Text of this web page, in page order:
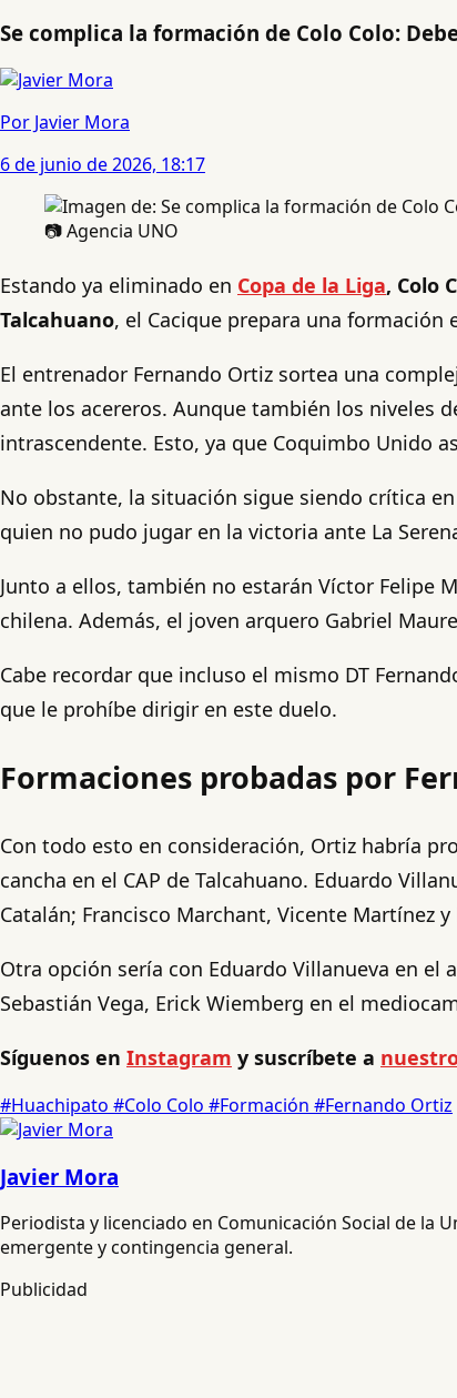
Se complica la formación de Colo Colo:
Por Javier Mora
6 de junio de 2026, 18:17
📷 Agencia UNO
Estando ya eliminado en Copa de la Liga, Colo
Talcahuano, el Cacique prepara una formación
El entrenador Fernando Ortiz sortea una
ante los acereros. Aunque también los niveles
intrascendente. Esto, ya que Coquimbo Unido
No obstante, la situación sigue siendo crítica
quien no pudo jugar en la victoria ante La
Junto a ellos, también no estarán Víctor Felipe
chilena. Además, el joven arquero Gabriel
Cabe recordar que incluso el mismo DT
que le prohíbe dirigir en este duelo.
Formaciones probadas por
Con todo esto en consideración, Ortiz habría
cancha en el CAP de Talcahuano. Eduardo
Catalán; Francisco Marchant, Vicente Martínez
Otra opción sería con Eduardo Villanueva en el
Sebastián Vega, Erick Wiemberg en el
Síguenos en Instagram y suscríbete a
#Huachipato #Colo Colo #Formación #Fernando Ortiz
Javier Mora
Periodista y licenciado en Comunicación Social de la
emergente y contingencia general.
Publicidad